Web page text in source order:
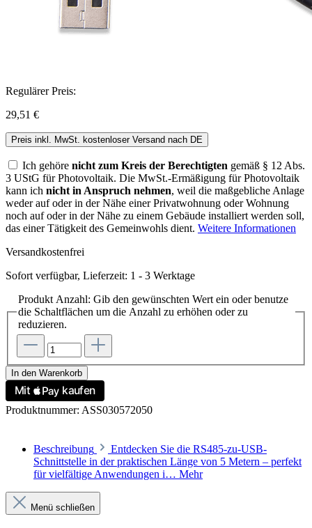
Regulärer Preis:
29,51 €
Preis inkl. MwSt. kostenloser Versand nach DE
Ich gehöre nicht zum Kreis der Berechtigten gemäß § 12 Abs.
3 UStG für Photovoltaik. Die MwSt.-Ermäßigung für Photovoltaik
kann ich nicht in Anspruch nehmen, weil die maßgebliche Anlage
weder auf oder in der Nähe einer Privatwohnung oder Wohnung
noch auf oder in der Nähe zu einem Gebäude installiert werden soll,
das einer Tätigkeit des Gemeinwohls dient. Weitere Informationen
Versandkostenfrei
Sofort verfügbar, Lieferzeit: 1 - 3 Werktage
Produkt Anzahl: Gib den gewünschten Wert ein oder benutze
die Schaltflächen um die Anzahl zu erhöhen oder zu
reduzieren.
In den Warenkorb
Produktnummer: ASS030572050
Beschreibung
Entdecken Sie die RS485-zu-USB-
Schnittstelle in der praktischen Länge von 5 Metern – perfekt
für vielfältige Anwendungen i… Mehr
Menü schließen